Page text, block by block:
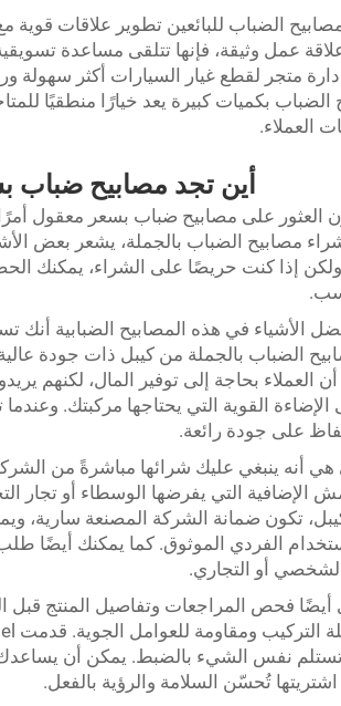
مصابيح الضباب للبائعين تطوير علاقات
عمل وثيقة، فإنها تتلقى مساعدة
متجر لقطع غيار السيارات أكثر سهولة
بكميات كبيرة يعد خيارًا منطقيًا
العملاء.
أين تجد مصابيح ضباب
العثور على مصابيح ضباب بسعر معقول
مصابيح الضباب بالجملة، يشعر بعض
إذا كنت حريصًا على الشراء، يمكنك
الأشياء في هذه المصابيح الضبابية أنك
الضباب بالجملة من كيبل ذات جودة
أن العملاء بحاجة إلى توفير المال، لكنهم
القوية التي يحتاجها مركبتك.
على جودة رائعة.
أنه ينبغي عليك شرائها مباشرةً من
الإضافية التي يفرضها الوسطاء أو تجار
تكون ضمانة الشركة المصنعة سارية،
الفردي الموثوق. كما يمكنك أيضًا طلب
أو التجاري.
فحص المراجعات وتفاصيل المنتج قبل
نفس الشيء بالضبط. يمكن أن
اشتريتها تُحسّن السلامة والرؤية بالفعل.